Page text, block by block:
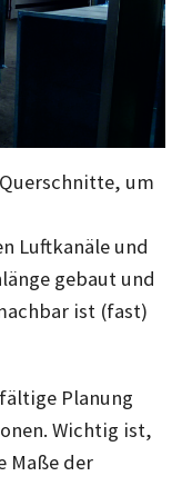
um
Luftkanäle und
gebaut und
ist (fast)
Planung
Wichtig ist,
Maße der